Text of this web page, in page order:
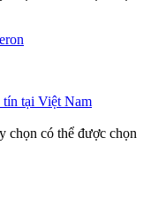
chọn có thể được chọn